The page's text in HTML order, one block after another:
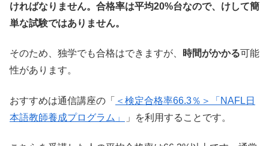
ければなりません。合格率は平均20%台なので、けして簡
単な試験ではありません。
そのため、独学でも合格はできますが、 時間がかかる可能
性があります。
おすすめは通信講座の「 ＜検定合格率66.3％＞「NAFL日
本語教師養成プログラム」
」を利用することです。